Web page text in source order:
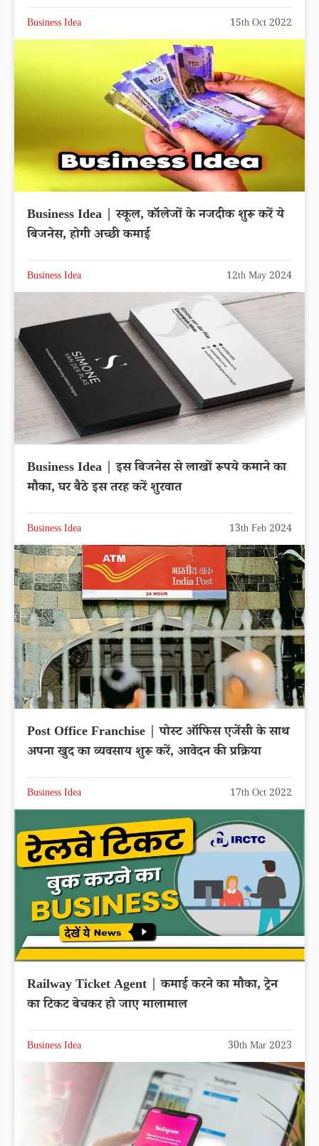
Business Idea 15th Oct 2022
Business Idea | स्कूल, कॉलेजों के नजदीक शुरू करें ये
बिजनेस, होगी अच्छी कमाई
Business Idea 12th May 2024
Business Idea | इस बिजनेस से लाखों रूपये कमाने का
मौका, घर बैठे इस तरह करें शुरवात
Business Idea 13th Feb 2024
Post Office Franchise | पोस्ट ऑफिस एजेंसी के साथ
अपना खुद का व्यवसाय शुरू करें, आवेदन की प्रक्रिया
Business Idea 17th Oct 2022
Railway Ticket Agent | कमाई करने का मौका, ट्रेन
का टिकट बेचकर हो जाए मालामाल
Business Idea 30th Mar 2023